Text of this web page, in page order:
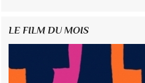
LE FILM DU MOIS